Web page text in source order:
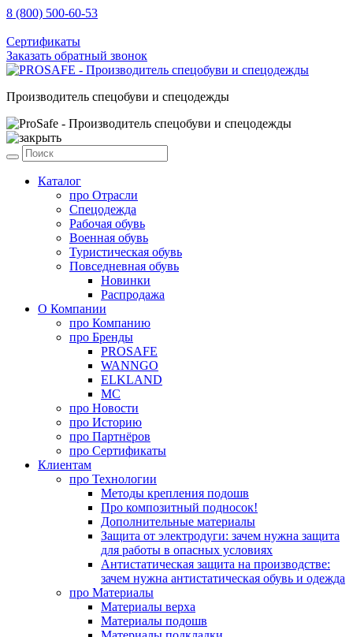
8 (800) 500-60-53
Сертификаты
Заказать обратный звонок
Производитель спецобуви и спецодежды
Каталог
про Отрасли
Спецодежда
Рабочая обувь
Военная обувь
Туристическая обувь
Повседневная обувь
Новинки
Распродажа
О Компании
про Компанию
про Бренды
PROSAFE
WANNGO
ELKLAND
MC
про Новости
про Историю
про Партнёров
про Сертификаты
Клиентам
про Технологии
Методы крепления подошв
Про композитный подносок!
Дополнительные материалы
Защита от электродуги: зачем нужна защита
для работы в опасных условиях
Антистатическая защита на производстве:
зачем нужна антистатическая обувь и одежда
про Материалы
Материалы верха
Материалы подошв